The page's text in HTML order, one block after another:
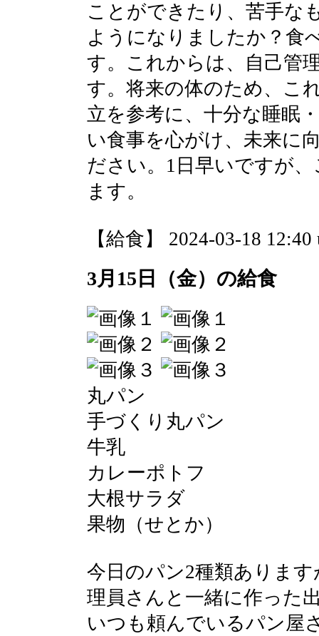
ことができたり、苦手な
ようになりましたか？食
す。これからは、自己管
す。将来の体のため、こ
立を参考に、十分な睡眠
い食事を心がけ、未来に
ださい。1日早いですが
ます。
【給食】 2024-03-18 12:40
3月15日（金）の給食
丸パン
手づくり丸パン
牛乳
カレーポトフ
大根サラダ
果物（せとか）
今日のパン2種類ありま
理員さんと一緒に作った
いつも頼んでいるパン屋